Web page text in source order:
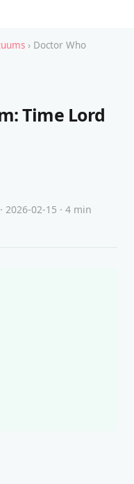
› Doctor Who
Time Lord
02-15 · 4 min